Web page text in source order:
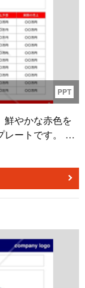
PPT
鮮やかな赤色を
トです。 こ
関係を表とドッ
ます。